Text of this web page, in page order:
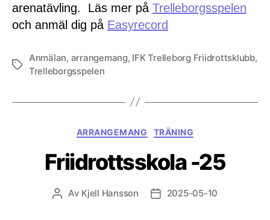
arenatävling. Läs mer på Trelleborgsspelen
och anmäl dig på Easyrecord
Etiketter
Anmälan, arrangemang, IFK Trelleborg Friidrottsklubb,
Trelleborgsspelen
Kategorier
ARRANGEMANG TRÄNING
Friidrottsskola -25
Inläggsförfattare
Av Kjell Hansson Inläggsdatum
2025-05-10